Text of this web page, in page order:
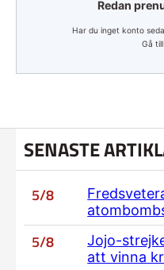
Redan
Har du inget konto
Gå till
SENASTE
5/8
5/8
Jojo-
att vinna